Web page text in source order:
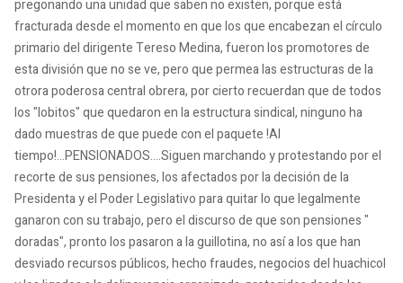
pregonando una unidad que saben no existen, porque está
fracturada desde el momento en que los que encabezan el círculo
primario del dirigente Tereso Medina, fueron los promotores de
esta división que no se ve, pero que permea las estructuras de la
otrora poderosa central obrera, por cierto recuerdan que de todos
los "lobitos" que quedaron en la estructura sindical, ninguno ha
dado muestras de que puede con el paquete !Al
tiempo!...PENSIONADOS....Siguen marchando y protestando por el
recorte de sus pensiones, los afectados por la decisión de la
Presidenta y el Poder Legislativo para quitar lo que legalmente
ganaron con su trabajo, pero el discurso de que son pensiones "
doradas", pronto los pasaron a la guillotina, no así a los que han
desviado recursos públicos, hecho fraudes, negocios del huachicol